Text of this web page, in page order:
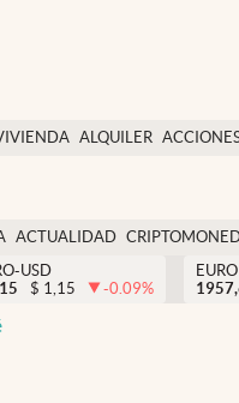
ALQUILER
ACTUALIDAD
USD
$ 1,15 -0.09%